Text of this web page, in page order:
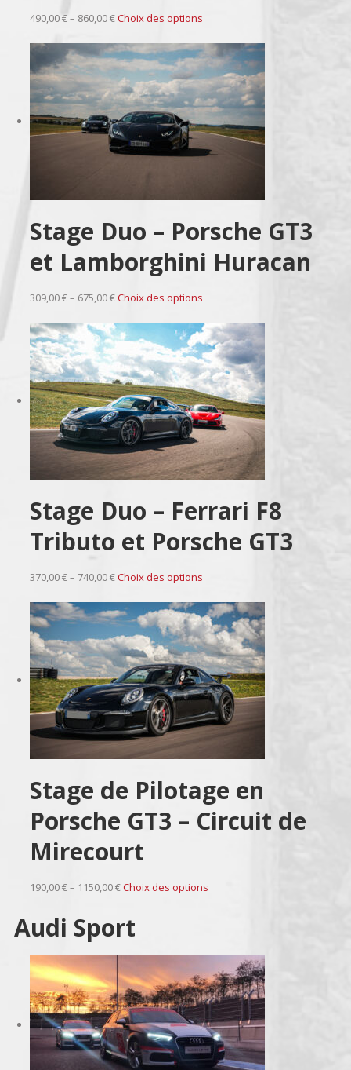
490,00 € – 860,00 €Choix des options
Stage Duo – Porsche GT3
et Lamborghini Huracan
309,00 € – 675,00 €Choix des options
Stage Duo – Ferrari F8
Tributo et Porsche GT3
370,00 € – 740,00 €Choix des options
Stage de Pilotage en
Porsche GT3 – Circuit de
Mirecourt
190,00 € – 1150,00 €Choix des options
Audi Sport